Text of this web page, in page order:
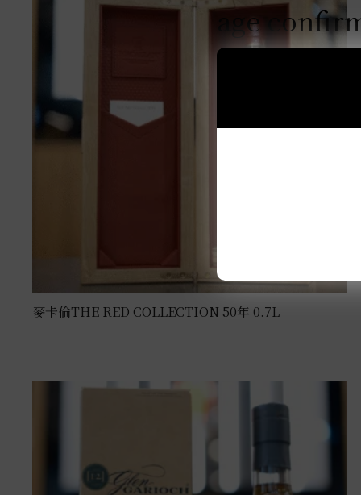
麥卡倫THE RED COLLECTION 50年 0.7L
age